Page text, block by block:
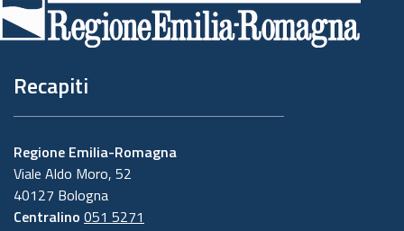
pagina
Recapiti
Regione Emilia-Romagna
Viale Aldo Moro, 52
40127 Bologna
Centralino 051 5271